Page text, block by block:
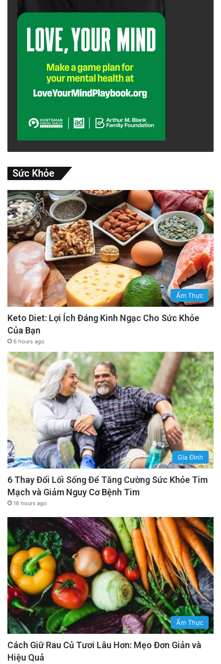
Sức Khỏe
Ẩm Thực
Keto Diet: Lợi Ích Đáng Kinh Ngạc Cho Sức Khỏe
Của Bạn
6 hours ago
Gia Đình
6 Thay Đổi Lối Sống Để Tăng Cường Sức Khỏe Tim
Mạch và Giảm Nguy Cơ Bệnh Tim
16 hours ago
Ẩm Thực
Cách Giữ Rau Củ Tươi Lâu Hơn: Mẹo Đơn Giản và
Hiệu Quả